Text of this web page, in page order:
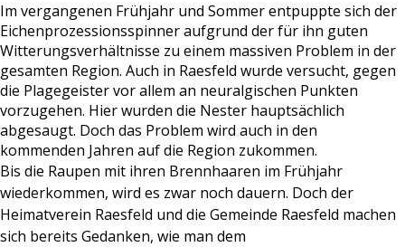
Im vergangenen Frühjahr und Sommer entpuppte sich der
Eichenprozessionsspinner aufgrund der für ihn guten
Witterungsverhältnisse zu einem massiven Problem in der
gesamten Region. Auch in Raesfeld wurde versucht, gegen
die Plagegeister vor allem an neuralgischen Punkten
vorzugehen. Hier wurden die Nester hauptsächlich
abgesaugt. Doch das Problem wird auch in den
kommenden Jahren auf die Region zukommen.
Bis die Raupen mit ihren Brennhaaren im Frühjahr
wiederkommen, wird es zwar noch dauern. Doch der
Heimatverein Raesfeld und die Gemeinde Raesfeld machen
sich bereits Gedanken, wie man dem